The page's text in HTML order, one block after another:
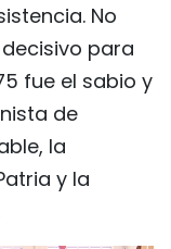
No
para
fue el sabio y
de
la
y la